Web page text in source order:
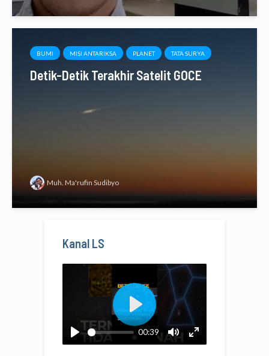
BUMI MISI ANTARIKSA PLANET TATA SURYA
Detik-Detik Terakhir Satelit GOCE
Muh. Ma'rufin Sudibyo
Kanal LS